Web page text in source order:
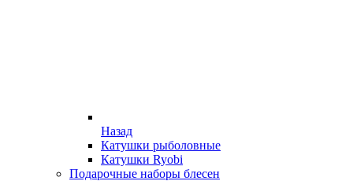
Назад
Катушки рыболовные
Катушки Ryobi
Подарочные наборы блесен